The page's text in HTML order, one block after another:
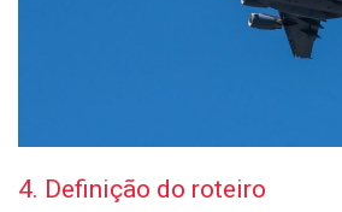
4. Definição do roteiro